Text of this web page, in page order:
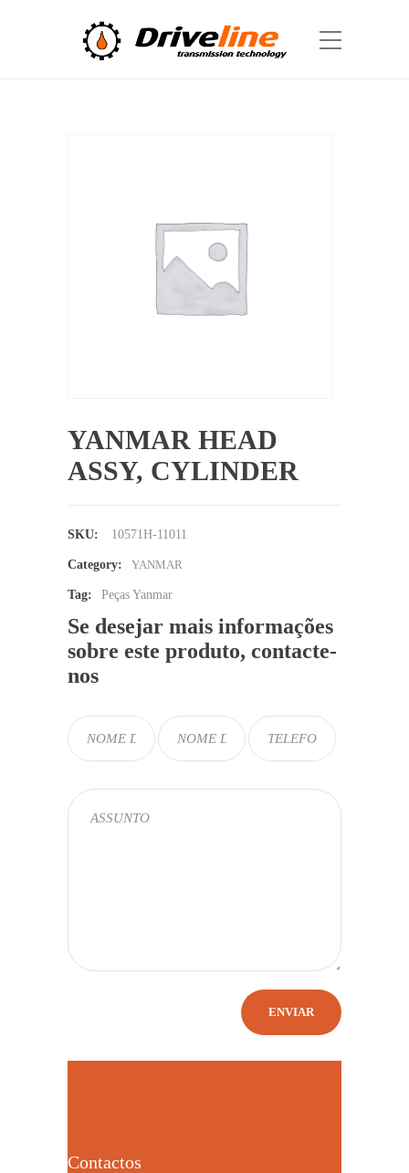
YANMAR HEAD
ASSY, CYLINDER
SKU: 10571H-11011
Category: YANMAR
Tag: Peças Yanmar
Se desejar mais informações
sobre este produto, contacte-
nos
Contactos